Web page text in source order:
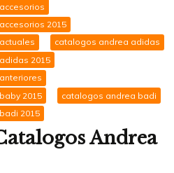
2015
catalogos andrea adidas
2015
2015
catalogos andrea badi
2015
Andrea